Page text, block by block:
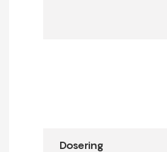
Dosering